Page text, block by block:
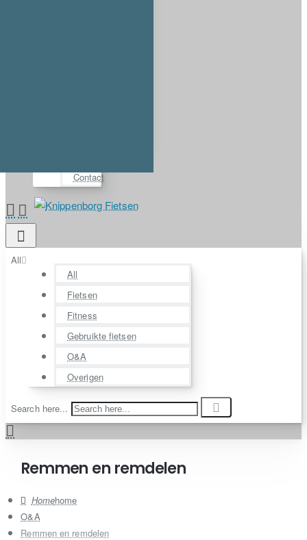
Contact
All
All
Fietsen
Fitness
Gebruikte fietsen
O&A
Overigen
Search here...
Remmen en remdelen
home
O&A
Remmen en remdelen